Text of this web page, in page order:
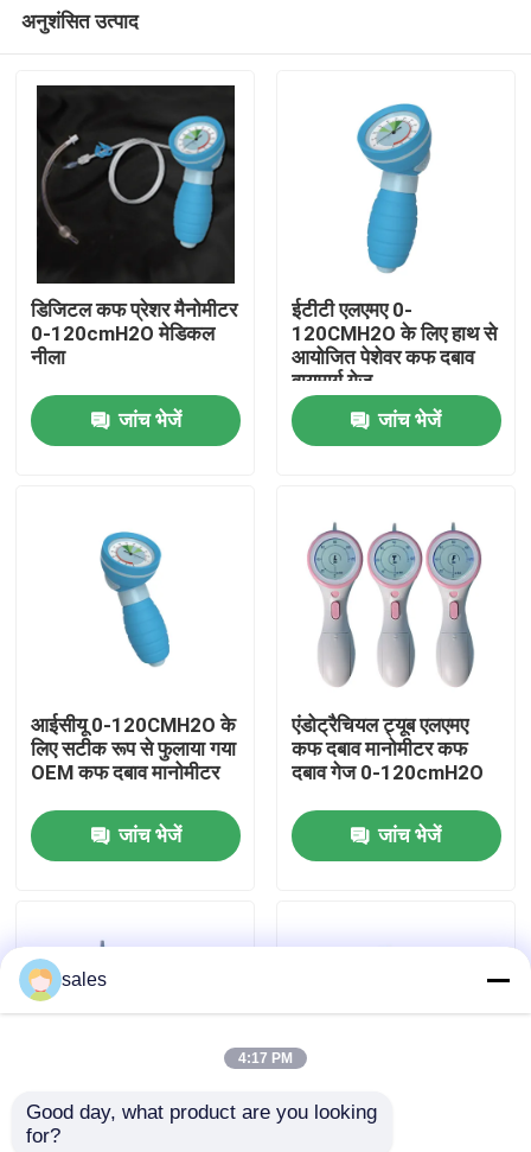
वीआर दिखाएँ
फैक्टरी यात्रा
गुणवत्ता नियंत्रण
एक बोली का अनुरोध
स्वरयंत्र मुखौटा वायुमार्ग
अनुशंसित उत्पाद
डिजिटल कफ प्रेशर मैनोमीटर
0-120cmH2O मेडिकल
नीला
जांच भेजें
ईटीटी एलएमए 0-
120CMH2O के लिए हाथ से
आयोजित पेशेवर कफ दबाव
वायुमार्ग गेज
जांच भेजें
आईसीयू 0-120CMH2O के
लिए सटीक रूप से फुलाया गया
OEM कफ दबाव मानोमीटर
जांच भेजें
एंडोट्रैचियल ट्यूब एलएमए
कफ दबाव मानोमीटर कफ
दबाव गेज 0-120cmH2O
जांच भेजें
उच्च गुणवत्ता वाली ईटीटी
sales
4:17 PM
Good day, what product are you looking
for?